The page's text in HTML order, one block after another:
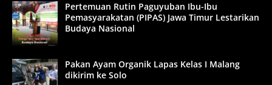
Pertemuan Rutin Paguyuban Ibu-Ibu
Pemasyarakatan (PIPAS) Jawa Timur Lestarikan
Budaya Nasional
Pakan Ayam Organik Lapas Kelas I Malang
dikirim ke Solo